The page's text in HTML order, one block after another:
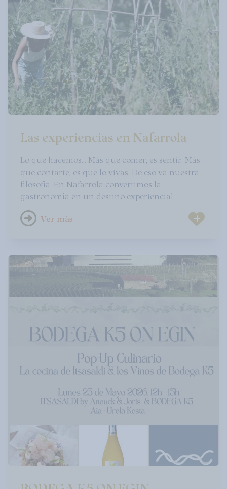
Las experiencias en Nafarrola
Lo que hacemos... Más que comer, es sentir. Más
que contarte, es que lo vivas. De eso va nuestra
filosofía. En Nafarrola convertimos la
gastronomía en un destino experiencial.
Ver más